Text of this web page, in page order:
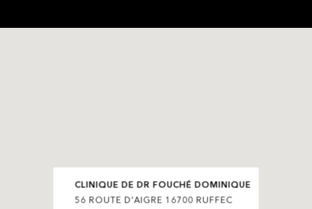
CLINIQUE DE DR FOUCHÉ DOMINIQUE
56 ROUTE D'AIGRE 16700 RUFFEC